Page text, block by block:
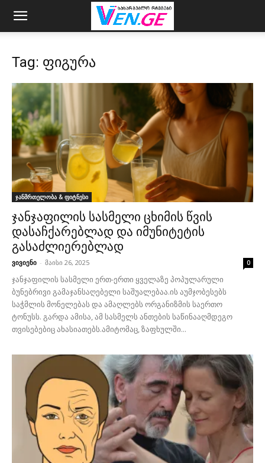
Tag: ფიგურა
ჯანმრთელობა & ფიტნესი
ჯანჯაფილის სასმელი ცხიმის წვის
დასაჩქარებლად და იმუნიტეტის
გასაძლიერებლად
ვივიენი - მაისი 26, 2025 0
ჯანჯაფილის სასმელი ერთ-ერთი ყველაზე პოპულარული
ბუნებრივი გამაჯანსაღებელი საშუალებაა.ის აუმჯობესებს
საჭმლის მონელებას და ამაღლებს ორგანიზმის საერთო
ტონუსს. გარდა ამისა, ამ სასმელს ანთების საწინააღმდეგო
თვისებებიც ახასიათებს.ამიტომაც, ზაფხულში...